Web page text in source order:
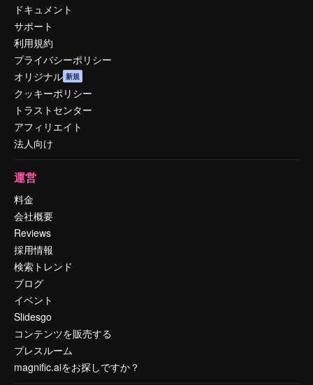
ドキュメント
サポート
利用規約
プライバシーポリシー
オリジナル 新規
クッキーポリシー
トラストセンター
アフィリエイト
法人向け
運営
料金
会社概要
Reviews
採用情報
検索トレンド
ブログ
イベント
Slidesgo
コンテンツを販売する
プレスルーム
magnific.aiをお探しですか？